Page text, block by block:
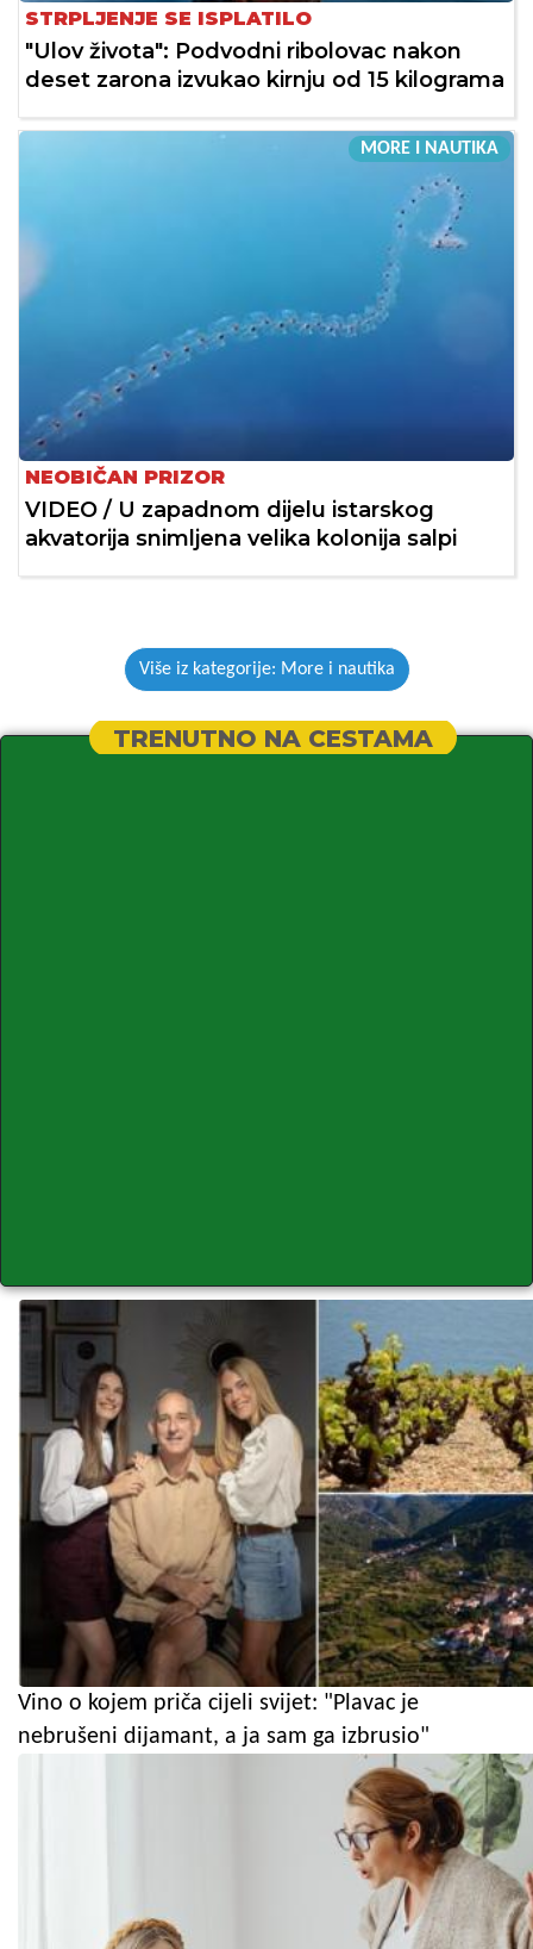
STRPLJENJE SE ISPLATILO
"Ulov života": Podvodni ribolovac nakon
deset zarona izvukao kirnju od 15 kilograma
MORE I NAUTIKA
NEOBIČAN PRIZOR
VIDEO / U zapadnom dijelu istarskog
akvatorija snimljena velika kolonija salpi
Više iz kategorije: More i nautika
TRENUTNO NA CESTAMA
Vino o kojem priča cijeli svijet: "Plavac je
nebrušeni dijamant, a ja sam ga izbrusio"